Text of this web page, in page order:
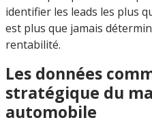
identifier les leads les plus
est plus que jamais
rentabilité.
Les données
stratégique du
automobile